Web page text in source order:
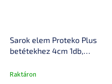
Sarok elem Proteko Plus
betétekhez 4cm 1db,
rezgést, alkalmas nagy
Raktáron